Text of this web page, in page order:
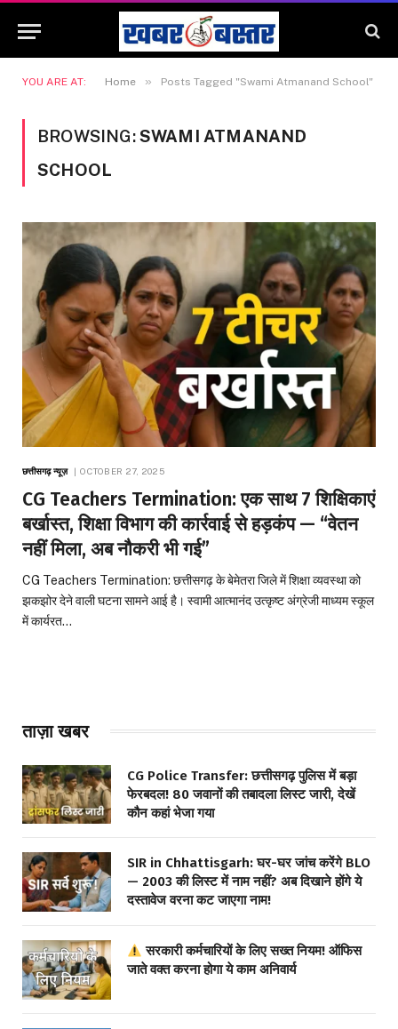
YOU ARE AT: Home » Posts Tagged "Swami Atmanand School"
BROWSING:SWAMI ATMANAND
SCHOOL
छत्तीसगढ़ न्यूज़ OCTOBER 27, 2025
CG Teachers Termination: एक साथ 7 शिक्षिकाएं
बर्खास्त, शिक्षा विभाग की कार्रवाई से हड़कंप — “वेतन
नहीं मिला, अब नौकरी भी गई”
CG Teachers Termination: छत्तीसगढ़ के बेमेतरा जिले में शिक्षा व्यवस्था को
झकझोर देने वाली घटना सामने आई है। स्वामी आत्मानंद उत्कृष्ट अंग्रेजी माध्यम स्कूल
में कार्यरत…
ताज़ा खबर
CG Police Transfer: छत्तीसगढ़ पुलिस में बड़ा
फेरबदल! 80 जवानों की तबादला लिस्ट जारी, देखें
कौन कहां भेजा गया
SIR in Chhattisgarh: घर-घर जांच करेंगे BLO
— 2003 की लिस्ट में नाम नहीं? अब दिखाने होंगे ये
दस्तावेज वरना कट जाएगा नाम!
सरकारी कर्मचारियों के लिए सख्त नियम! ऑफिस
जाते वक्त करना होगा ये काम अनिवार्य